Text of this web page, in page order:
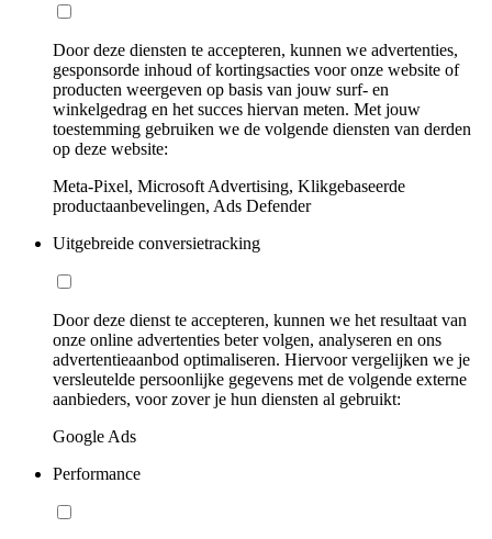
Door deze diensten te accepteren, kunnen we advertenties,
gesponsorde inhoud of kortingsacties voor onze website of
producten weergeven op basis van jouw surf- en
winkelgedrag en het succes hiervan meten. Met jouw
toestemming gebruiken we de volgende diensten van derden
op deze website:
Meta-Pixel, Microsoft Advertising, Klikgebaseerde
productaanbevelingen, Ads Defender
Uitgebreide conversietracking
Door deze dienst te accepteren, kunnen we het resultaat van
onze online advertenties beter volgen, analyseren en ons
advertentieaanbod optimaliseren. Hiervoor vergelijken we je
versleutelde persoonlijke gegevens met de volgende externe
aanbieders, voor zover je hun diensten al gebruikt:
Google Ads
Performance